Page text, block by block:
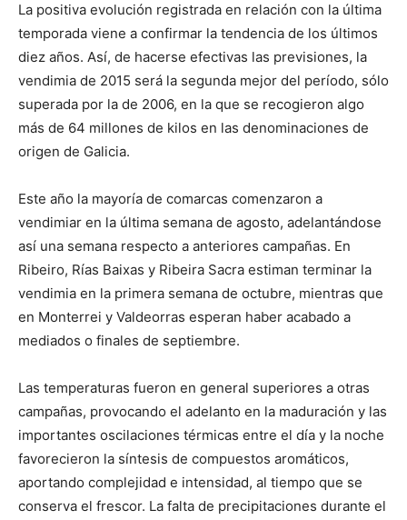
La positiva evolución registrada en relación con la última
temporada viene a confirmar la tendencia de los últimos
diez años. Así, de hacerse efectivas las previsiones, la
vendimia de 2015 será la segunda mejor del período, sólo
superada por la de 2006, en la que se recogieron algo
más de 64 millones de kilos en las denominaciones de
origen de Galicia.
Este año la mayoría de comarcas comenzaron a
vendimiar en la última semana de agosto, adelantándose
así una semana respecto a anteriores campañas. En
Ribeiro, Rías Baixas y Ribeira Sacra estiman terminar la
vendimia en la primera semana de octubre, mientras que
en Monterrei y Valdeorras esperan haber acabado a
mediados o finales de septiembre.
Las temperaturas fueron en general superiores a otras
campañas, provocando el adelanto en la maduración y las
importantes oscilaciones térmicas entre el día y la noche
favorecieron la síntesis de compuestos aromáticos,
aportando complejidad e intensidad, al tiempo que se
conserva el frescor. La falta de precipitaciones durante el